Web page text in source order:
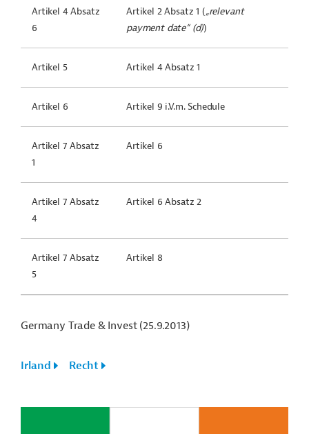
Artikel 4 Absatz
6
Artikel 2 Absatz 1 („relevant
payment date“ (d))
Artikel 5 Artikel 4 Absatz 1
Artikel 6 Artikel 9 i.V.m. Schedule
Artikel 7 Absatz
1
Artikel 6
Artikel 7 Absatz
4
Artikel 6 Absatz 2
Artikel 7 Absatz
5
Artikel 8
Germany Trade & Invest (25.9.2013)
Irland Recht